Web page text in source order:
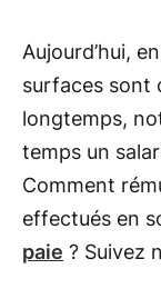
Aujourd’hui,
surfaces sont
longtemps,
temps un
Comment
effectués en
paie ? Suivez